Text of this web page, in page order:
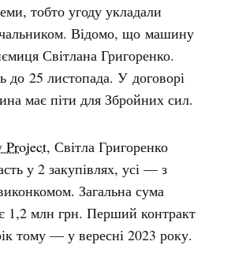
тобто угоду укладали
Відомо, що машину
Світлана Григоренко.
до 25 листопада. У договорі
має піти для Збройних сил.
Project, Світла Григоренко
у 2 закупівлях, усі — з
Загальна сума
1,2 млн грн. Перший контракт
тому — у вересні 2023 року.